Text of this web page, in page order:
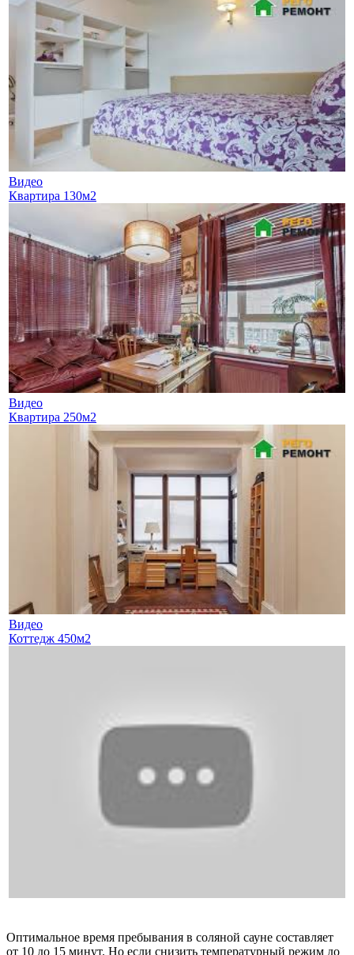
Видео
Квартира 130м2
Видео
Квартира 250м2
Видео
Коттедж 450м2
Оптимальное время пребывания в соляной сауне составляет
от 10 до 15 минут. Но если снизить температурный режим до